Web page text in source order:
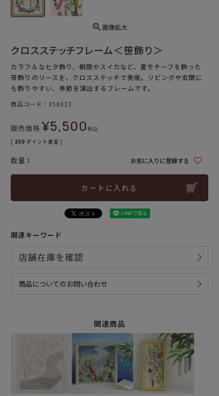
画像拡大
クロスステッチフレーム＜笹飾り＞
カラフルな七夕飾り、朝顔やスイカなど、夏モチーフを飾った
笹飾りのリースを、クロスステッチで表現。リビングや玄関に
も飾りやすい、季節を演出するフレームです。
商品コード 356023
販売価格 ¥5,500税込
[ 250 ポイント進呈 ]
お気に入りに登録する
カートに入れる
関連キーワード
商品についてのお問い合わせ
関連商品